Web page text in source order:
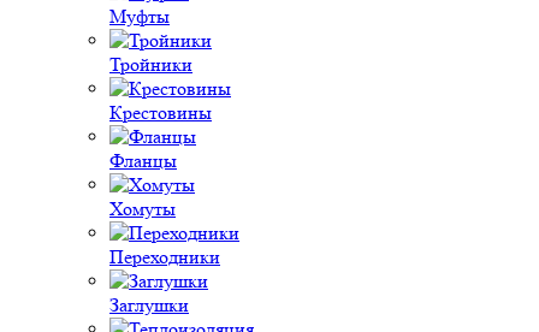
Муфты
Тройники
Крестовины
Фланцы
Хомуты
Переходники
Заглушки